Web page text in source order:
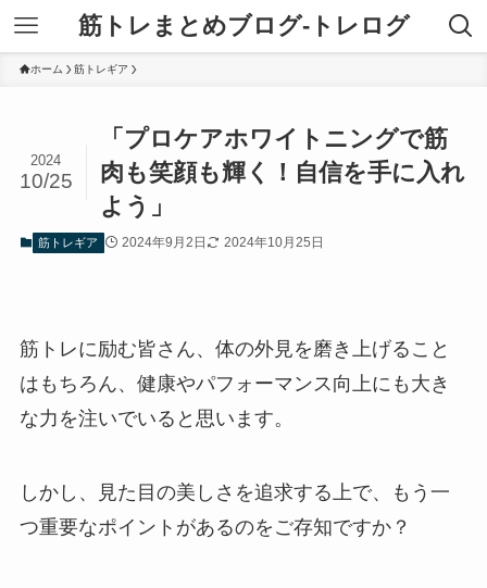
筋トレまとめブログ-トレログ
ホーム 筋トレギア
「プロケアホワイトニングで筋
肉も笑顔も輝く！自信を手に入れ
よう」
2024
10/25
筋トレギア 2024年9月2日 2024年10月25日
筋トレに励む皆さん、体の外見を磨き上げること
はもちろん、健康やパフォーマンス向上にも大き
な力を注いでいると思います。
しかし、見た目の美しさを追求する上で、もう一
つ重要なポイントがあるのをご存知ですか？